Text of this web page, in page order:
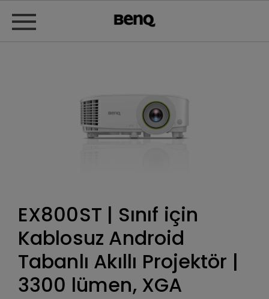
EX800ST | Sınıf için
Kablosuz Android
Tabanlı Akıllı Projektör |
3300 lümen, XGA